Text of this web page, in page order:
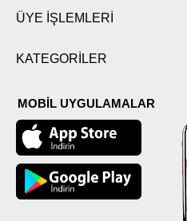
ÜYE İŞLEMLERİ
KATEGORİLER
MOBİL UYGULAMALAR